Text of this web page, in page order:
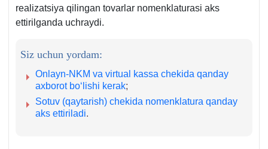
realizatsiya qilingan tovarlar nomenklaturasi aks
ettirilganda uchraydi.
Siz uchun yordam:
Onlayn-NKM va virtual kassa chekida qanday
aхborot boʻlishi kerak;
Sotuv (qaytarish) chekida nomenklatura qanday
aks ettiriladi.